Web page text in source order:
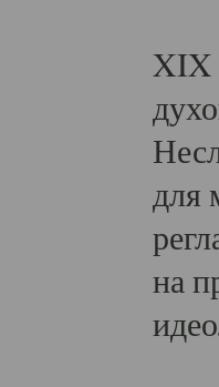
XIX
для
на